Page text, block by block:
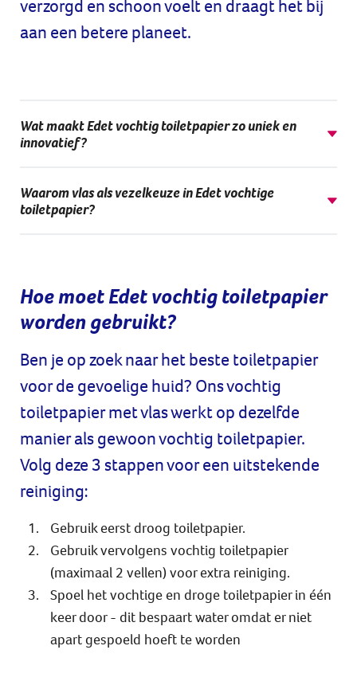
verzorgd en schoon voelt en draagt het bij
aan een betere planeet.
Wat maakt Edet vochtig toiletpapier zo uniek en
innovatief?
Essity is het eerste bedrijf dat vochtig toiletpapier met
vlasvezels op de markt brengt in Duitsland, Oostenrijk,
Waarom vlas als vezelkeuze in Edet vochtige
toiletpapier?
doorspoelbaar, waardoor ze ideaal zijn voor gebruik in
hoogwaardige tissueproducten zoals deze vochtige
toiletdoekjes.
Hoe moet Edet vochtig toiletpapier
worden gebruikt?
Ben je op zoek naar het beste toiletpapier
voor de gevoelige huid? Ons vochtig
toiletpapier met vlas werkt op dezelfde
manier als gewoon vochtig toiletpapier.
Volg deze 3 stappen voor een uitstekende
reiniging:
Gebruik eerst droog toiletpapier.
Gebruik vervolgens vochtig toiletpapier
(maximaal 2 vellen) voor extra reiniging.
Spoel het vochtige en droge toiletpapier in één
keer door - dit bespaart water omdat er niet
apart gespoeld hoeft te worden